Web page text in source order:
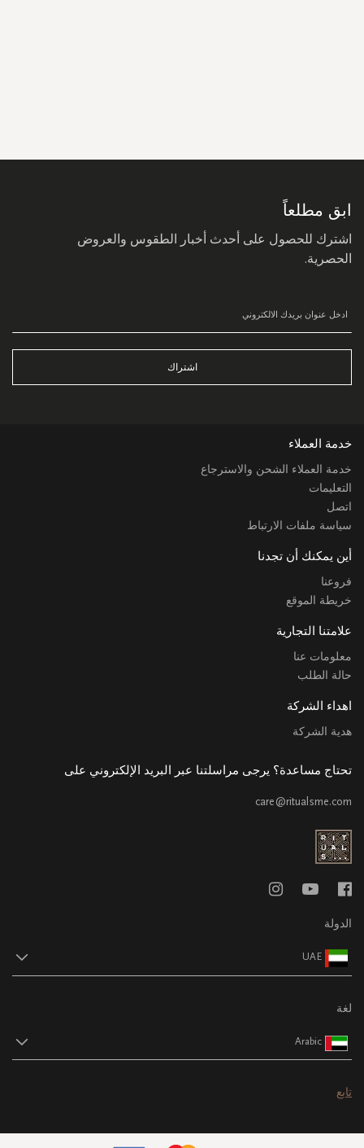
ابق مطلعاً
اشترك للحصول على أحدث أخبار الطقوس والعروض
الحصرية.
اشتراك
خدمة العملاء
خدمة العملاء الشحن والاسترجاع
التعليمات
اتصل
سياسة ملفات الارتباط
أين يمكنك أن تجدنا
فروعنا
خريطة الموقع
علامتنا التجارية
معلومات عنا
حالة الطلب
اهداء الشركة
هدية الشركة
تحتاج مساعدة؟ يرجى مراسلتنا عبر البريد الإلكتروني على
care@ritualsme.com
الدولة
UAE
لغة
Arabic
تابع